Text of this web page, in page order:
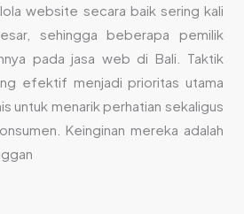
website secara baik sering kali
sehingga beberapa pemilik
pada jasa web di Bali. Taktik
efektif menjadi prioritas utama
untuk menarik perhatian sekaligus
Keinginan mereka adalah